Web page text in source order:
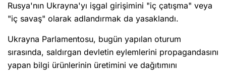
Rusya'nın Ukrayna'yı işgal girişimini "iç çatışma" veya
"iç savaş" olarak adlandırmak da yasaklandı.
Ukrayna Parlamentosu, bugün yapılan oturum
sırasında, saldırgan devletin eylemlerini propagandasını
yapan bilgi ürünlerinin üretimini ve dağıtımını